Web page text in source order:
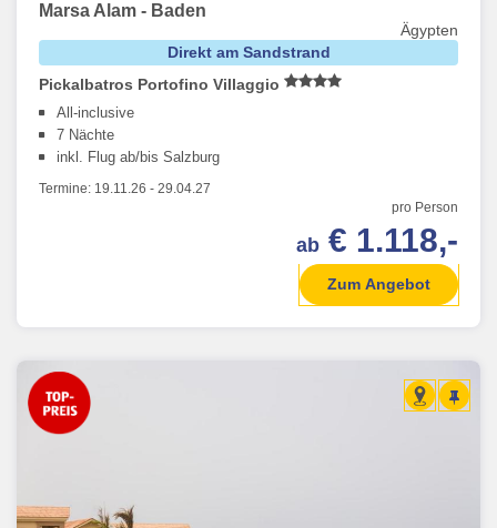
Marsa Alam - Baden
Ägypten
Direkt am Sandstrand
Pickalbatros Portofino Villaggio
All-inclusive
7 Nächte
inkl. Flug ab/bis Salzburg
Termine: 19.11.26 - 29.04.27
pro Person
ab € 1.118,-
Zum Angebot